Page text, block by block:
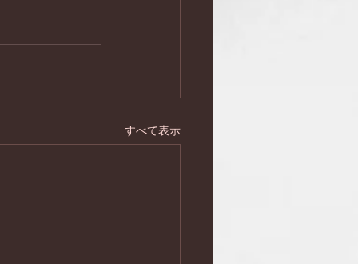
すべて表示